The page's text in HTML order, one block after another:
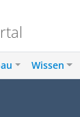
Wissen